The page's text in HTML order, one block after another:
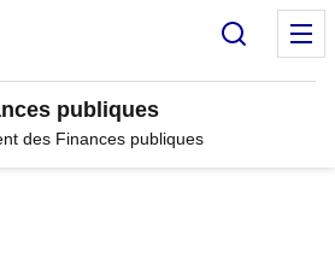
publiques
des Finances publiques